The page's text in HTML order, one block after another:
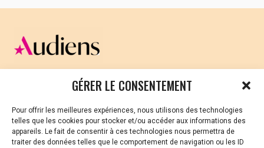
GÉRER LE CONSENTEMENT
Pour offrir les meilleures expériences, nous utilisons des technologies
telles que les cookies pour stocker et/ou accéder aux informations des
appareils. Le fait de consentir à ces technologies nous permettra de
traiter des données telles que le comportement de navigation ou les ID
Rejoignez le festival sur Facebook pour suivre
En savoir +
CELLULE D’ÉCOUTE ET DE SOUTIEN PSYCHOLOGIQUE ET
Vous avez été témoin ou vous êtes victime de VSS ? Ou
vous êtes référent·es harcèlement en besoin de soutien
ou d’informations ?